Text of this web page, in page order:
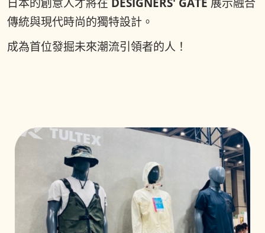
傳統與現代時尚的獨特設計。
成為首位發掘未來潮流引領者的人！